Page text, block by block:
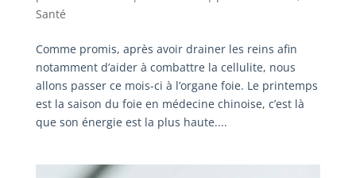
Santé
Comme promis, après avoir drainer les reins afin
notamment d’aider à combattre la cellulite, nous
allons passer ce mois-ci à l’organe foie. Le printemps
est la saison du foie en médecine chinoise, c’est là
que son énergie est la plus haute....